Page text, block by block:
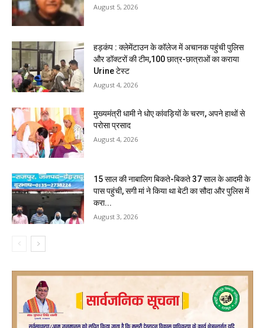
August 5, 2026
हड़कंप : क्लेमेंटाउन के कॉलेज में अचानक पहुंची पुलिस
और डॉक्टरों की टीम,100 छात्र-छात्राओं का कराया
Urine टेस्ट
August 4, 2026
मुख्यमंत्री धामी ने धोए कांवड़ियों के चरण, अपने हाथों से
परोसा प्रसाद
August 4, 2026
15 साल की नाबालिग बिकते-बिकते 37 साल के आदमी के
पास पहुंची, सगी मां ने किया था बेटी का सौदा और पुलिस में
करा...
August 3, 2026